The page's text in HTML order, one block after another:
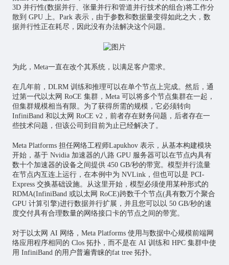
3D 并行性(数据并行、张量并行和管道并行技术的组合)将工作分
散到 GPU 上。Park 表示，由于参数和数据量变得如此之大，数
据并行性正在耗尽，因此没有办法解决这个问题。
为此，Meta一直在改个其系统，以满足客户需求。
在几年前，DLRM 训练和推理可以在单个节点上完成。然后，通
过第一代以太网 RoCE 集群，Meta 可以将多个节点集群在一起，
但集群规模相当有限。为了获得所需的规模，它必须转向
InfiniBand 和以太网 RoCE v2，前者存在财务问题，后者存在一
些技术问题，但该公司到目前为止已经解决了。
Meta Platforms 担任网络工程师Lapukhov 表示，从基本构建模块
开始，基于 Nvidia 加速器的八路 GPU 服务器可以在节点内具有
数十个加速器的设备之间提供 450 GB/秒的带宽。模型并行流量
在节点内互连上运行，在本例中为 NVLink，但也可以是 PCI-
Express 交换基础设施。从这里开始，模型必须使用某种形式的
RDMA(InfiniBand 或以太网 RoCE)跨数千个节点(具有数万个聚合
GPU 计算引擎)进行数据并行扩展，并且您可以以 50 GB/秒的速
度交付具有合理数量的网络接口卡的节点之间的带宽。
对于以太网 AI 网络，Meta Platforms 使用与数据中心规模前端网
络应用程序相同的 Clos 拓扑，而不是在 AI 训练和 HPC 集群中使
用 InfiniBand 的用户普遍青睐的fat tree 拓扑。